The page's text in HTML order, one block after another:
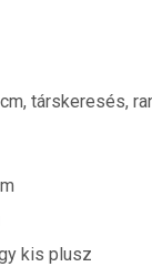
társkeresés,
kis plusz